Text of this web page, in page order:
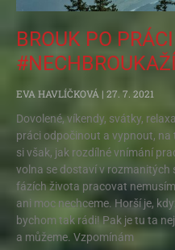
BROUK PO
EVA HAVLÍČKOVÁ
27. 7. 2021
Dovolené, víkendy, svátky,
práci odpočinout a vypnout,
si však, jak rozdílné vnímání
volna se dostaví v rozmanitých
fázích života pracovat
ani moc nechceme. Horší je,
bychom tak rádi! Pak je tu ta
a můžeme. Vzpomínám